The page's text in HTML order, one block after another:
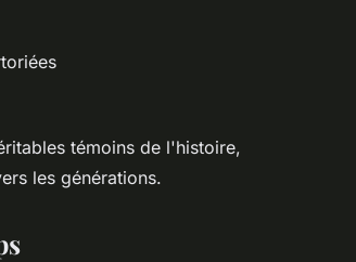
témoins de l'histoire,
les générations.